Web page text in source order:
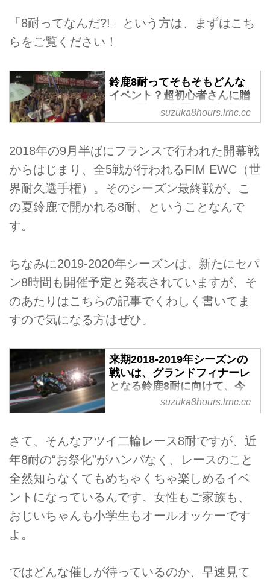
「8耐ってなんだ?!」という方は、まずはこち
らをご覧ください！
鈴鹿8耐ってそもそもどんな
イベント？超初心者さんに贈
る、8耐のお祭騒ぎな素晴ら
しさ
称「鈴鹿8耐」。名前も存在も知
ってるけど、8時間バイクがずっ
と走ってるってこと以外よくわか
んないかも？って人、結構いらっ
しゃるのでは。どんな大会で、グ
suzuka8hours.lrnc.cc
2018年の9月半ばにフランスで行われた開幕戦
からはじまり、全5戦が行われるFIM EWC（世
界耐久選手権）。そのシーズン最終戦が、こ
の夏鈴鹿で開かれる8耐、ということなんで
す。
ちなみに2019-2020年シーズンは、新たにセパ
ン8時間も開催予定と発表されていますが、そ
のあたりはこちらの記事でくわしく書いてま
すので気になる方はぜひ。
来期2018-2019年シーズンの
戦いは、グランドフィナーレ
となる鈴鹿8耐に向けて、今
年9月のボルドール24時間か
らスタートします！ そして
パン8時間が新たに開催され
ることに・・・！ - "コカ・コ
ーラ"鈴鹿8耐 特設サイト
今年もアツい戦いが繰り広げられ
た"コカ・コーラ 鈴鹿8耐"でした
が、約1ヶ月半後には早くも来期
その最終戦はもちろん、来年の鈴
suzuka8hours.lrnc.cc
さて、そんなアツイ二輪レース8耐ですが、近
年8耐の“お祭化”がハンパなく、レースのこと
全然知らなくてもめちゃくちゃ楽しめるイベ
ントになっているんです。女性もご家族も、
おじいちゃんも小学生もオールオッケーです
よ。
ではどんな催しが待っているのか、早速見て